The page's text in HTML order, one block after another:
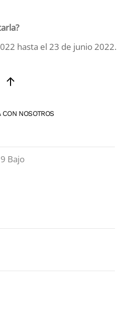
hasta el 23 de junio 2022.
CON NOSOTROS
Bajo